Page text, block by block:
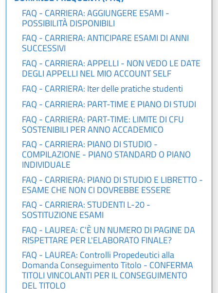
FAQ - CARRIERA: AGGIUNGERE ESAMI -
POSSIBILITÀ DISPONIBILI
FAQ - CARRIERA: ANTICIPARE ESAMI DI ANNI
SUCCESSIVI
FAQ - CARRIERA: APPELLI - NON VEDO LE DATE
DEGLI APPELLI NEL MIO ACCOUNT SELF
FAQ - CARRIERA: Iter delle pratiche studenti
FAQ - CARRIERA: PART-TIME E PIANO DI STUDI
FAQ - CARRIERA: PART-TIME: LIMITE DI CFU
SOSTENIBILI PER ANNO ACCADEMICO
FAQ - CARRIERA: PIANO DI STUDIO -
COMPILAZIONE - PIANO STANDARD O PIANO
INDIVIDUALE
FAQ - CARRIERA: PIANO DI STUDIO E LIBRETTO -
ESAME CHE NON CI DOVREBBE ESSERE
FAQ - CARRIERA: STUDENTI L-20 -
SOSTITUZIONE ESAMI
FAQ - LAUREA: C'È UN NUMERO DI PAGINE DA
RISPETTARE PER L'ELABORATO FINALE?
FAQ - LAUREA: Controlli Propedeutici alla
Domanda Conseguimento Titolo - CONFERMA
TITOLI VINCOLANTI PER IL CONSEGUIMENTO
DEL TITOLO